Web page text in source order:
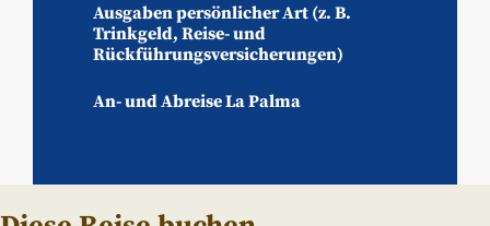
Ausgaben persönlicher Art (z. B.
Trinkgeld, Reise- und
Rückführungsversicherungen)
An- und Abreise La Palma